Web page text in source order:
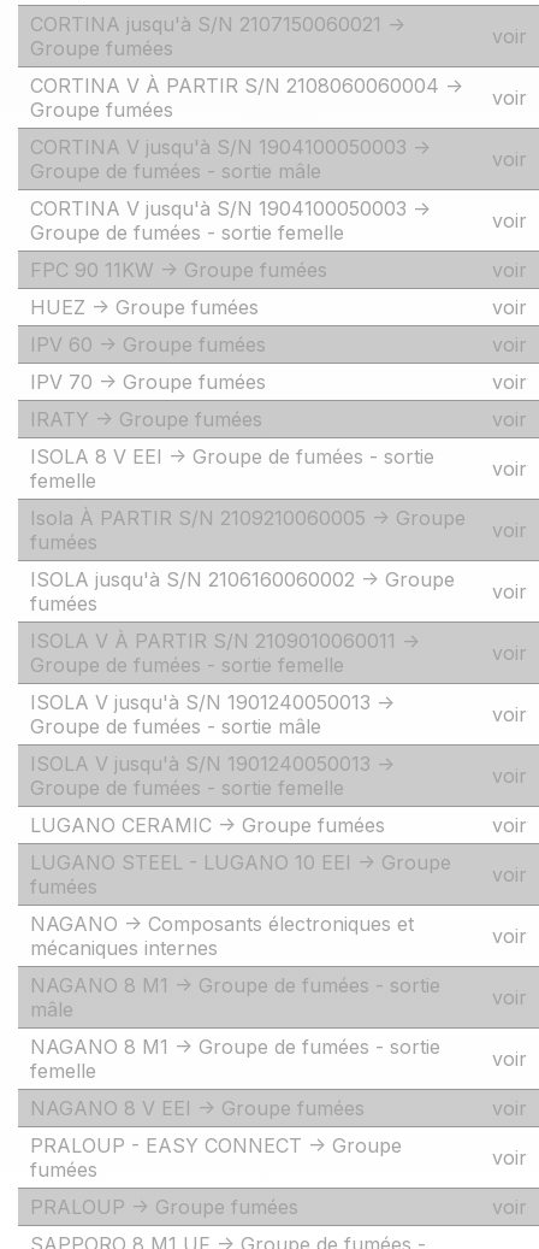
CORTINA jusqu'à S/N 2107150060021 ->
Groupe fumées
voir
CORTINA V À PARTIR S/N 2108060060004 ->
Groupe fumées
voir
CORTINA V jusqu'à S/N 1904100050003 ->
Groupe de fumées - sortie mâle
voir
CORTINA V jusqu'à S/N 1904100050003 ->
Groupe de fumées - sortie femelle
voir
FPC 90 11KW -> Groupe fumées
voir
HUEZ -> Groupe fumées
voir
IPV 60 -> Groupe fumées
voir
IPV 70 -> Groupe fumées
voir
IRATY -> Groupe fumées
voir
ISOLA 8 V EEI -> Groupe de fumées - sortie
femelle
voir
Isola À PARTIR S/N 2109210060005 -> Groupe
fumées
voir
ISOLA jusqu'à S/N 2106160060002 -> Groupe
fumées
voir
ISOLA V À PARTIR S/N 2109010060011 ->
Groupe de fumées - sortie femelle
voir
ISOLA V jusqu'à S/N 1901240050013 ->
Groupe de fumées - sortie mâle
voir
ISOLA V jusqu'à S/N 1901240050013 ->
Groupe de fumées - sortie femelle
voir
LUGANO CERAMIC -> Groupe fumées
voir
LUGANO STEEL - LUGANO 10 EEI -> Groupe
fumées
voir
NAGANO -> Composants électroniques et
mécaniques internes
voir
NAGANO 8 M1 -> Groupe de fumées - sortie
mâle
voir
NAGANO 8 M1 -> Groupe de fumées - sortie
femelle
voir
NAGANO 8 V EEI -> Groupe fumées
voir
PRALOUP - EASY CONNECT -> Groupe
fumées
voir
PRALOUP -> Groupe fumées
voir
SAPPORO 8 M1 UF -> Groupe de fumées -